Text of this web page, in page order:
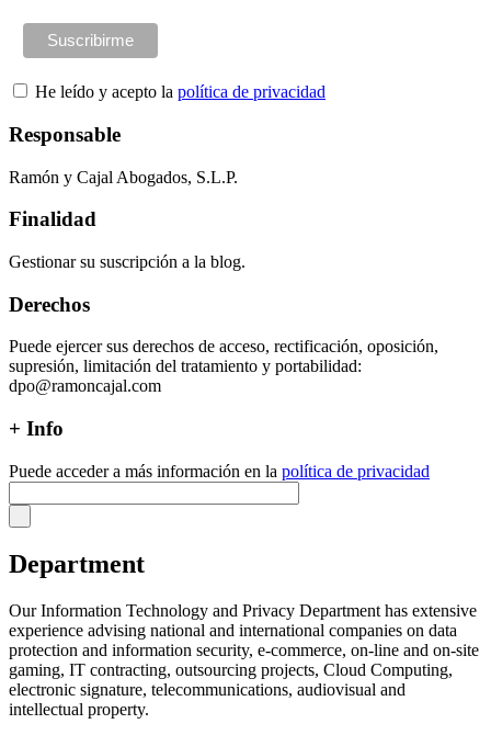
He leído y acepto la política de privacidad
Responsable
Ramón y Cajal Abogados, S.L.P.
Finalidad
Gestionar su suscripción a la blog.
Derechos
Puede ejercer sus derechos de acceso, rectificación, oposición,
supresión, limitación del tratamiento y portabilidad:
dpo@ramoncajal.com
+ Info
Puede acceder a más información en la política de privacidad
Department
Our Information Technology and Privacy Department has extensive
experience advising national and international companies on data
protection and information security, e-commerce, on-line and on-site
gaming, IT contracting, outsourcing projects, Cloud Computing,
electronic signature, telecommunications, audiovisual and
intellectual property.